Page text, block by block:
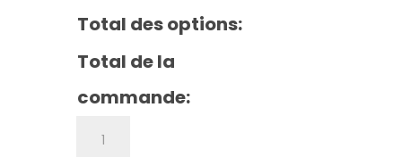
Total des options:
Total de la
commande: